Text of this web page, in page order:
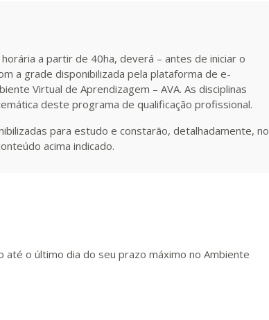
Visualizar
ELETRÔNICO
R$ 1.090,51
Matricular
Visualizar
ELETRÔNICO
R$ 1.189,66
Visualizar
ELETRÔNICO
a partir de 40ha, deverá – antes de iniciar o
a grade disponibilizada pela plataforma de e-
Virtual de Aprendizagem – AVA. As disciplinas
deste programa de qualificação profissional.
para estudo e constarão, detalhadamente, no
acima indicado.
o último dia do seu prazo máximo no Ambiente